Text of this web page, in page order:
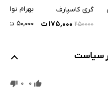
گری کاسپارف
۲۵۰۰۰۰ ۱۷۵,۰۰۰ ت
ایران
بهرام نوازنی
۵۰,۰۰۰ ت
سیاست
0
0